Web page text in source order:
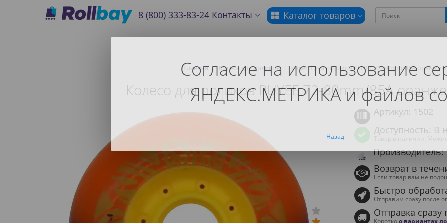
8 (800) 333-83-24 Контакты Каталог товаров
Главная Колёса для роликов Колесо для роликов PUYEE 72-80mm/85A
Колесо для роликов PUYEE 72-80mm/85A
Артикул: 1502
Доступность: В
Производитель:
Возврат в
Если товар вам не
Быстро
Отправим сразу после
Отправка сразу
Короткоо вариантах
Согласие на использование
ЯНДЕКС.МЕТРИКА и файлов
Назад